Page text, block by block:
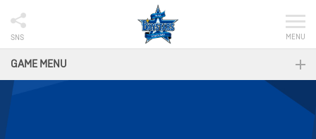
SNS MENU
GAME MENU